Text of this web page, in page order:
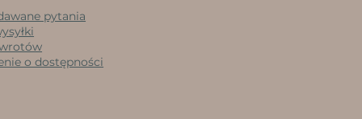
pytania
o dostępności